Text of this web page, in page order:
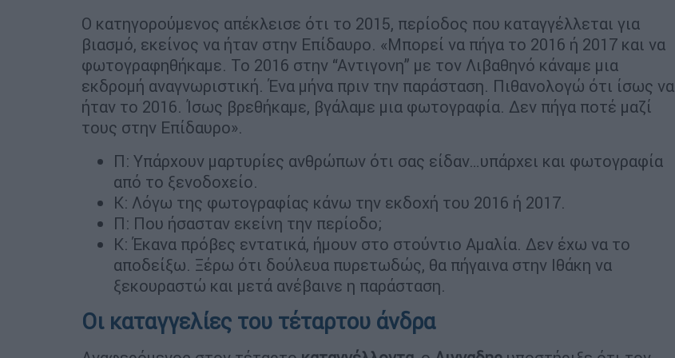
Ο κατηγορούμενος απέκλεισε ότι το 2015, περίοδος που καταγγέλλεται για
βιασμό, εκείνος να ήταν στην Επίδαυρο. «Μπορεί να πήγα το 2016 ή 2017 και να
φωτογραφηθήκαμε. Το 2016 στην “Αντιγονη” με τον Λιβαθηνό κάναμε μια
εκδρομή αναγνωριστική. Ένα μήνα πριν την παράσταση. Πιθανολογώ ότι ίσως να
ήταν το 2016. Ίσως βρεθήκαμε, βγάλαμε μια φωτογραφία. Δεν πήγα ποτέ μαζί
τους στην Επίδαυρο».
Π: Υπάρχουν μαρτυρίες ανθρώπων ότι σας είδαν…υπάρχει και φωτογραφία
από το ξενοδοχείο.
Κ: Λόγω της φωτογραφίας κάνω την εκδοχή του 2016 ή 2017.
Π: Που ήσασταν εκείνη την περίοδο;
Κ: Έκανα πρόβες εντατικά, ήμουν στο στούντιο Αμαλία. Δεν έχω να το
αποδείξω. Ξέρω ότι δούλευα πυρετωδώς, θα πήγαινα στην Ιθάκη να
ξεκουραστώ και μετά ανέβαινε η παράσταση.
Οι καταγγελίες του τέταρτου άνδρα